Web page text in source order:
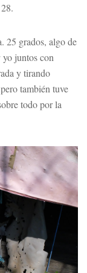
25 grados, algo de
juntos con
y tirando
también tuve
todo por la